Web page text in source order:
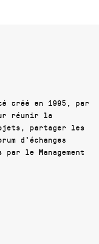
créé en 1995, par
réunir la
partager les
d'échanges
le Management